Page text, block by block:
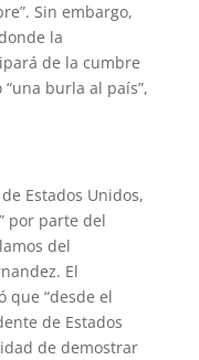
Sin embargo,
la
de la cumbre
burla al país”,
Estados Unidos,
por parte del
del
El
que “desde el
de Estados
de demostrar